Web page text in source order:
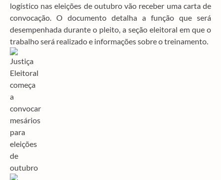
logístico nas eleições de outubro vão receber uma carta de
convocação. O documento detalha a função que será
desempenhada durante o pleito, a seção eleitoral em que o
trabalho será realizado e informações sobre o treinamento.